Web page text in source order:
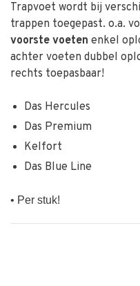
Trapvoet wordt bij
trappen toegepast. o.a.
voorste voeten enkel
achter voeten dubbel
rechts toepasbaar!
Das Hercules
Das Premium
Kelfort
Das Blue Line
• Per stuk!